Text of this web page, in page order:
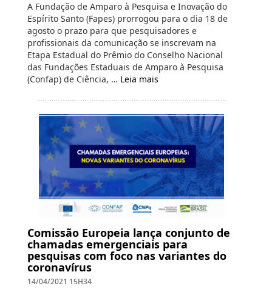
A Fundação de Amparo à Pesquisa e Inovação do
Espírito Santo (Fapes) prorrogou para o dia 18 de
agosto o prazo para que pesquisadores e
profissionais da comunicação se inscrevam na
Etapa Estadual do Prêmio do Conselho Nacional
das Fundações Estaduais de Amparo à Pesquisa
(Confap) de Ciência, … Leia mais
Comissão Europeia lança conjunto de
chamadas emergenciais para
pesquisas com foco nas variantes do
coronavírus
14/04/2021 15H34